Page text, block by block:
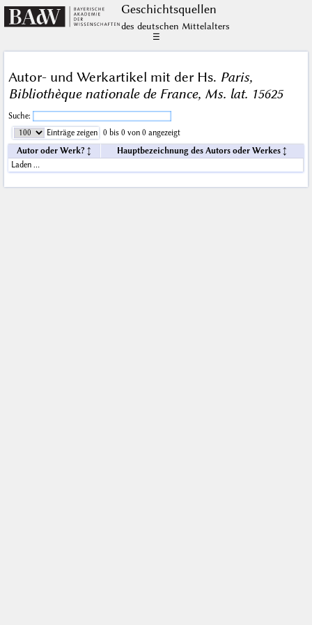
Geschichts­quellen
des deutschen Mittelalters
☰
Autor- und Werkartikel mit der Hs. Paris,
Bibliothèque nationale de France, Ms. lat. 15625
Suche:
Einträge zeigen
0 bis 0 von 0 angezeigt
Autor oder Werk?
Hauptbezeichnung des Autors oder Werkes
Laden …